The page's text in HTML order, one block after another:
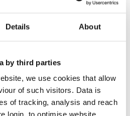
Details About
by third parties
we use cookies that allow
of such visitors. Data is
of tracking, analysis and reach
login, to optimise website